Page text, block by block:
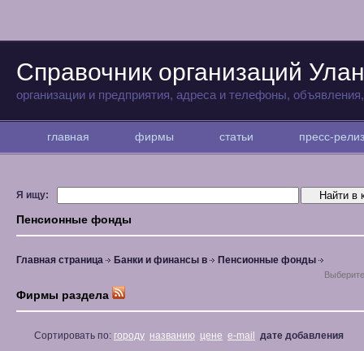
Справочник организаций
организации и предприятия, адреса и телефоны,
главная фирмы статьи пресс-
Я ищу:
Пенсионные фонды
Главная страница Банки и финансы в Пенсионные фонды
Фирмы раздела
Сортировать по: городу названию цене e-mail дате добавления